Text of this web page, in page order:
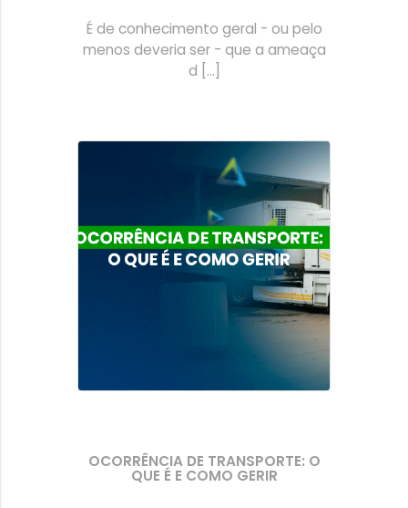
É de conhecimento geral - ou pelo
menos deveria ser - que a ameaça
d [...]
OCORRÊNCIA DE TRANSPORTE: O
QUE É E COMO GERIR